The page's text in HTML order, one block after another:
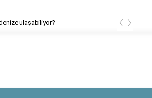
geri aldıktan sonra ehliyetimi nasıl ‹ ›